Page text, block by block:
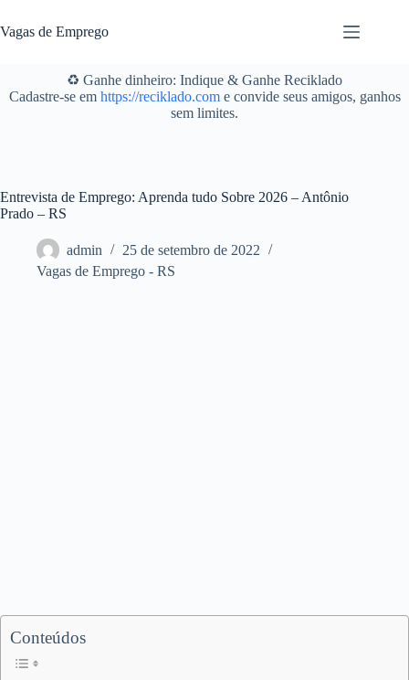
para
o
Vagas de Emprego
♻️ Ganhe dinheiro: Indique & Ganhe Reciklado
Cadastre-se em https://reciklado.come convide seus amigos, ganhos
sem limites.
Entrevista de Emprego: Aprenda tudo Sobre 2026 – Antônio
Prado – RS
admin
25 de setembro de 2022
Vagas de Emprego - RS
Conteúdos